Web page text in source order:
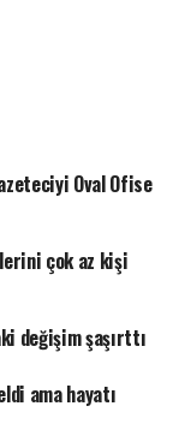
Oval Ofise
çok az kişi
değişim şaşırttı
ama hayatı